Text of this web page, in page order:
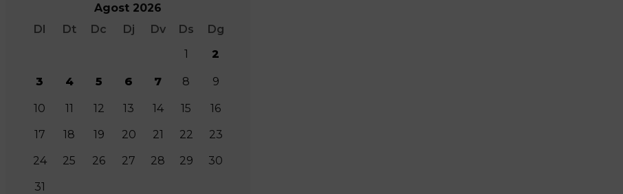
Agost 2026
Dl
Dt Dc Dj Dv Ds
Dg
1
2
3 4 5 6 7 8 9
10 11 12 13 14 15
16
17
18 19 20 21 22
23
24
25 26 27 28 29
30
31